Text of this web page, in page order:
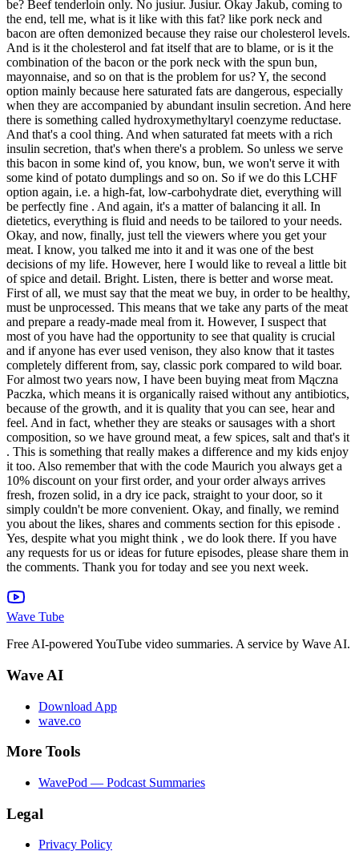
Wave Tube
Free AI-powered YouTube video summaries. A service by Wave AI.
Wave AI
Download App
wave.co
More Tools
WavePod — Podcast Summaries
Legal
Privacy Policy